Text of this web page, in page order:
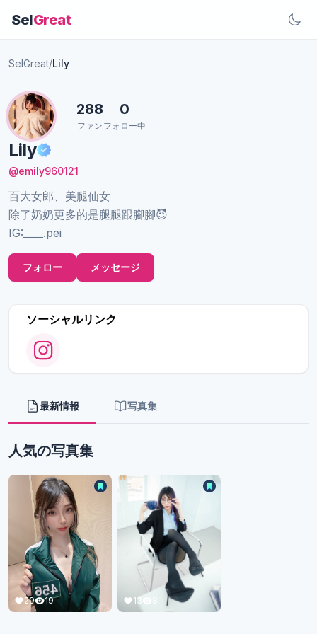
SelGreat
SelGreat/Lily
Lily
@emily960121
百大女郎、美腿仙女
除了奶奶更多的是腿腿跟腳腳😈
IG:____.pei
288
ファン
0
フォロー中
フォロー メッセージ
ソーシャルリンク
最新情報 写真集
人気の写真集
29 19 13 8